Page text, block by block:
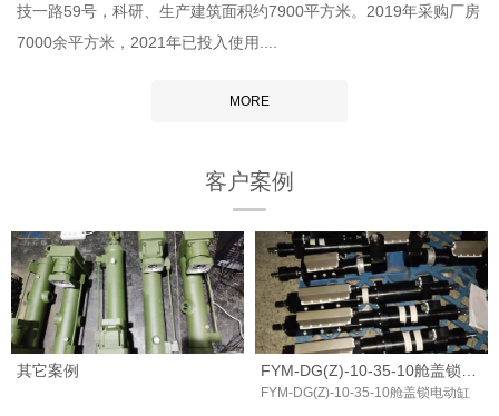
技一路59号，科研、生产建筑面积约7900平方米。2019年采购厂房
7000余平方米，2021年已投入使用....
MORE
客户案例
其它案例
FYM-DG(Z)-10-35-10舱盖锁电动缸